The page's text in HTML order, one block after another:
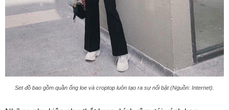
Set đồ bao gồm quần ống loe và croptop luôn tạo ra sự nổi bật (Nguồn: Internet).